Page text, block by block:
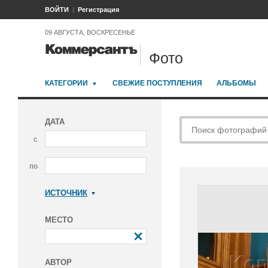
ВОЙТИ Регистрация
09 АВГУСТА, ВОСКРЕСЕНЬЕ
Фото
КАТЕГОРИИ СВЕЖИЕ ПОСТУПЛЕНИЯ АЛЬБОМЫ
ДАТА
с
по
ИСТОЧНИК
МЕСТО
АВТОР